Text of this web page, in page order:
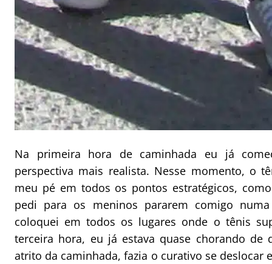
Na primeira hora de caminhada eu já
perspectiva mais realista. Nesse momento, o
meu pé em todos os pontos estratégicos,
pedi para os meninos pararem comigo
coloquei em todos os lugares onde o tênis
terceira hora, eu já estava quase chorando
atrito da caminhada, fazia o curativo se deslocar